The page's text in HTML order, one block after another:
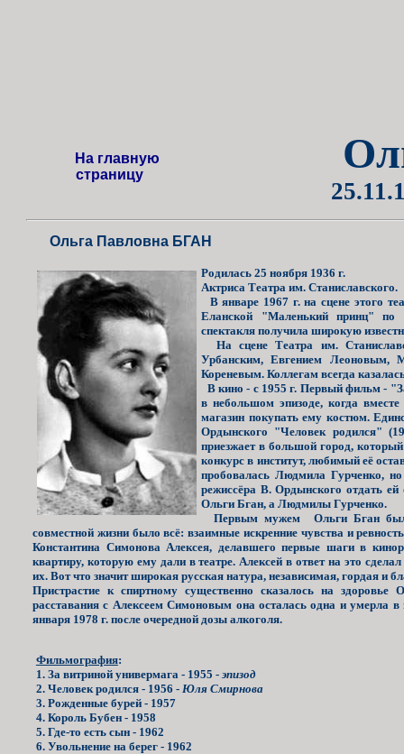
На главную
страницу
Ольга Павловна БГАН
Родилась 25 ноября 1936 г.
Актриса Театра им. Станиславского.
В январе 1967 г. на сцене этого
Еланской "Маленький принц" по
спектакля получила широкую
На сцене Театра им.
Урбанским, Евгением Леоновым,
Кореневым. Коллегам всегда
В кино - с 1955 г. Первый фильм -
в небольшом эпизоде, когда
магазин покупать ему костюм.
Ордынского "Человек родился"
приезжает в большой город,
конкурс в институт, любимый её
пробовалась Людмила Гурченко, но
режиссёра В. Ордынского отдать
Ольги Бган, а Людмилы Гурченко.
Первым мужем Ольги Бган
совместной жизни было всё: взаимные искренние чувства и
Константина Симонова Алексея, делавшего первые шаги в
квартиру, которую ему дали в театре. Алексей в ответ на это
их. Вот что значит широкая русская натура, независимая, гордая и
Пристрастие к спиртному существенно сказалось на
расставания с Алексеем Симоновым она осталась одна и умерла
января 1978 г. после очередной дозы алкоголя.
Фильмография:
1. За витриной универмага - 1955 - эпизод
2. Человек родился - 1956 - Юля Смирнова
3. Рожденные бурей - 1957
4. Король Бубен - 1958
5. Где-то есть сын - 1962
6. Увольнение на берег - 1962